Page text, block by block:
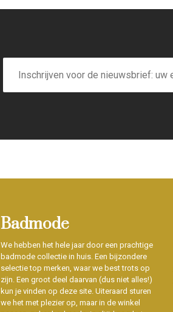
E-
mailadres
Badmode
We hebben het hele jaar door een prachtige
badmode collectie in huis. Een bijzondere
selectie top merken, waar we best trots op
zijn. Een groot deel daarvan (dus niet alles!)
kun je vinden op deze site. Uiteraard sturen
we het met plezier op, maar in de winkel